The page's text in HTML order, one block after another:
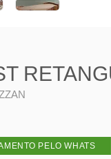
PELO WHATS